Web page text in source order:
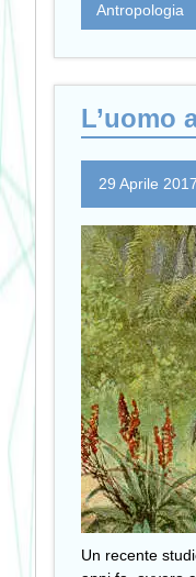
Antropologia
L’uomo
29 Aprile 2017
Un recente